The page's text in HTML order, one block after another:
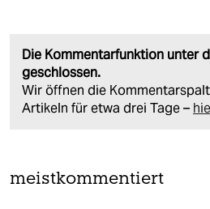
Die Kommentarfunktion unter
geschlossen.
Wir öffnen die
Artikeln für etwa drei Tage –
meistkommentiert